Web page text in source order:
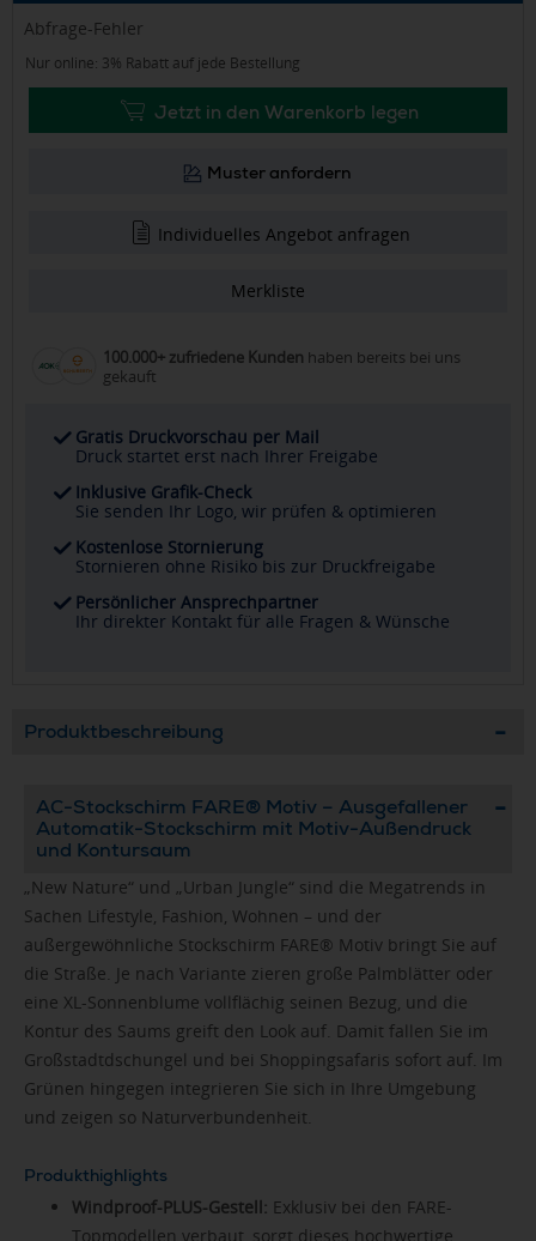
Abfrage-Fehler
Nur online: 3% Rabatt auf jede Bestellung
Jetzt in den Warenkorb legen
Muster anfordern
Individuelles Angebot anfragen
Merkliste
100.000+ zufriedene Kunden haben bereits bei uns
gekauft
Gratis Druckvorschau per Mail
Druck startet erst nach Ihrer Freigabe
Inklusive Grafik-Check
Sie senden Ihr Logo, wir prüfen & optimieren
Kostenlose Stornierung
Stornieren ohne Risiko bis zur Druckfreigabe
Persönlicher Ansprechpartner
Ihr direkter Kontakt für alle Fragen & Wünsche
Produktbeschreibung
AC-Stockschirm FARE® Motiv – Ausgefallener
Automatik-Stockschirm mit Motiv-Außendruck
und Kontursaum
„New Nature“ und „Urban Jungle“ sind die Megatrends in
Sachen Lifestyle, Fashion, Wohnen – und der
außergewöhnliche Stockschirm FARE® Motiv bringt Sie auf
die Straße. Je nach Variante zieren große Palmblätter oder
eine XL-Sonnenblume vollflächig seinen Bezug, und die
Kontur des Saums greift den Look auf. Damit fallen Sie im
Großstadtdschungel und bei Shoppingsafaris sofort auf. Im
Grünen hingegen integrieren Sie sich in Ihre Umgebung
und zeigen so Naturverbundenheit.
Produkthighlights
Windproof-PLUS-Gestell: Exklusiv bei den FARE-
Topmodellen verbaut, sorgt dieses hochwertige